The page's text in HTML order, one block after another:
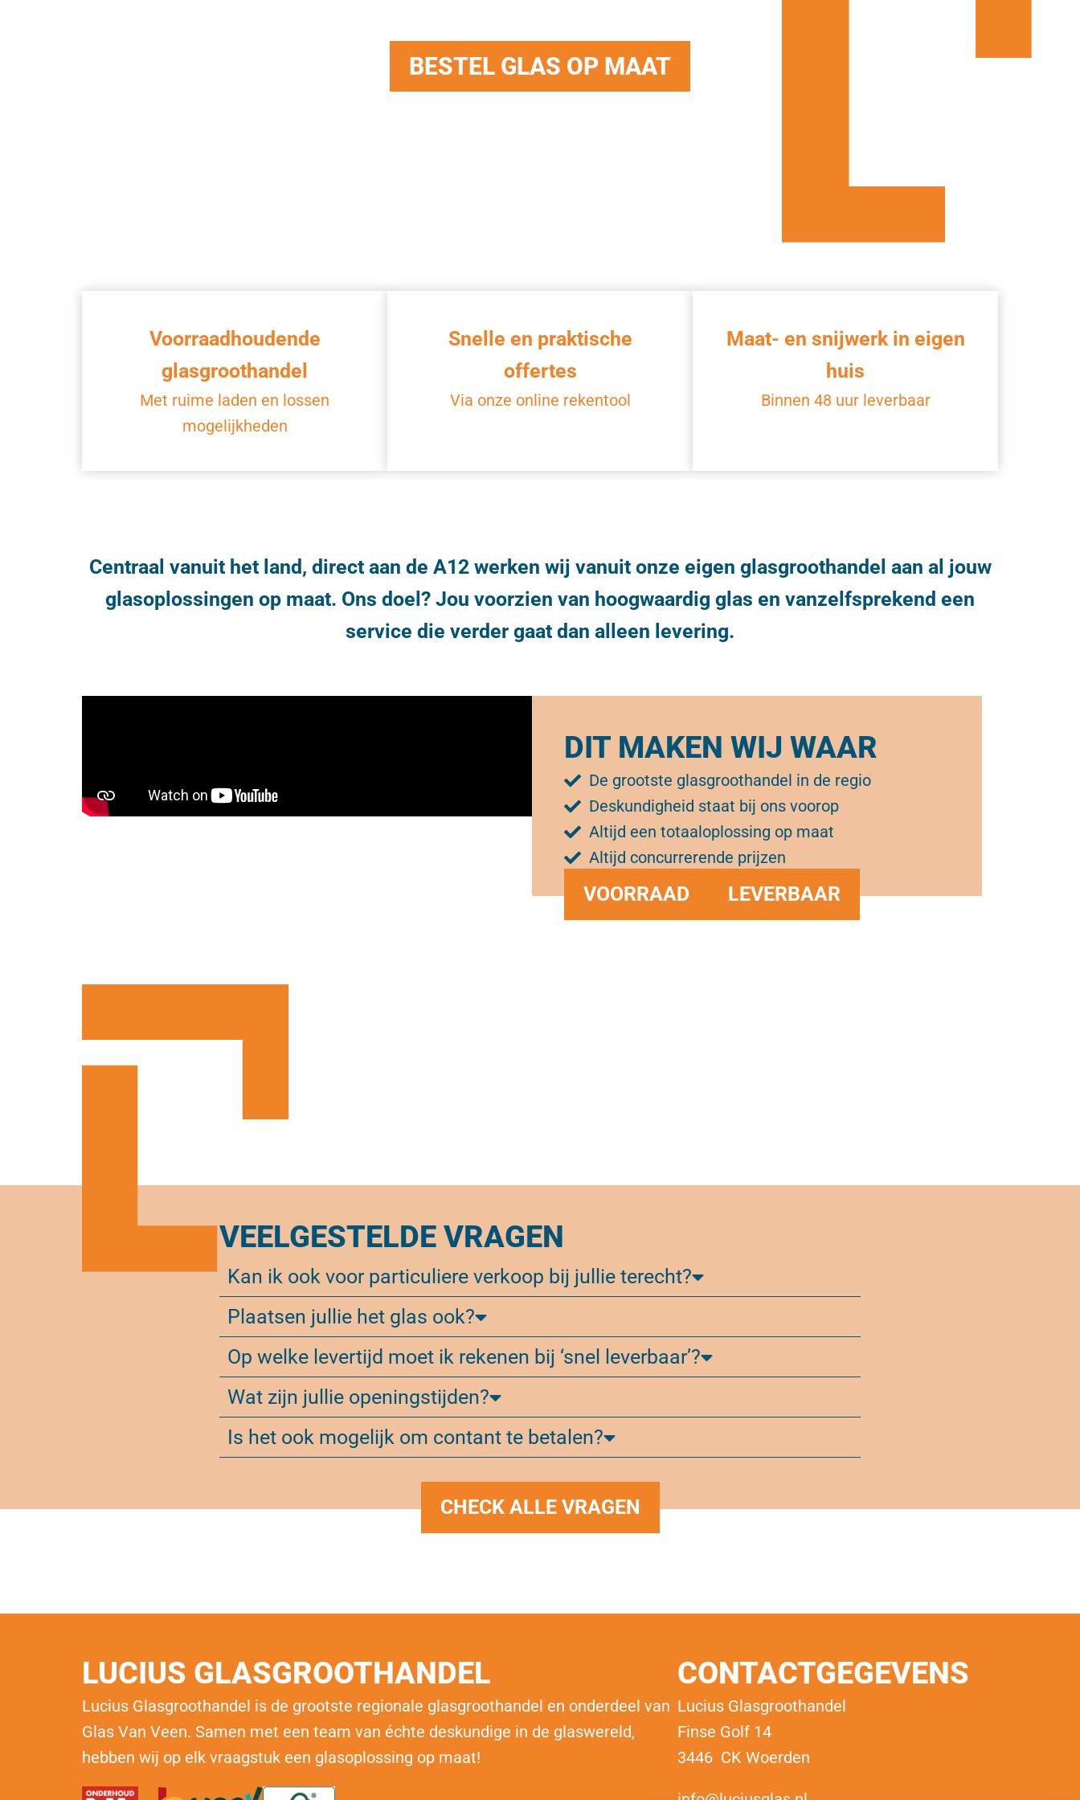
BESTEL GLAS OP MAAT
Voorraadhoudende
glasgroothandel
Met ruime laden en lossen
mogelijkheden
Snelle en praktische
offertes
Via onze online rekentool
Maat- en snijwerk in eigen
huis
Binnen 48 uur leverbaar
Centraal vanuit het land, direct aan de A12 werken wij vanuit onze eigen glasgroothandel aan al jouw
glasoplossingen op maat. Ons doel? Jou voorzien van hoogwaardig glas en vanzelfsprekend een
service die verder gaat dan alleen levering.
DIT MAKEN WIJ WAAR
De grootste glasgroothandel in de regio
Deskundigheid staat bij ons voorop
Altijd een totaaloplossing op maat
Altijd concurrerende prijzen
VOORRAAD LEVERBAAR
VEELGESTELDE VRAGEN
Kan ik ook voor particuliere verkoop bij jullie terecht?
Plaatsen jullie het glas ook?
Op welke levertijd moet ik rekenen bij ‘snel leverbaar’?
Wat zijn jullie openingstijden?
Is het ook mogelijk om contant te betalen?
CHECK ALLE VRAGEN
LUCIUS GLASGROOTHANDEL
Lucius Glasgroothandel is de grootste regionale glasgroothandel en onderdeel van
Glas Van Veen. Samen met een team van échte deskundige in de glaswereld,
hebben wij op elk vraagstuk een glasoplossing op maat!
CONTACTGEGEVENS
Lucius Glasgroothandel
Finse Golf 14
3446 CK Woerden